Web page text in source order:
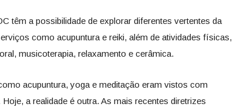
têm a possibilidade de explorar diferentes vertentes da
como acupuntura e reiki, além de atividades físicas,
musicoterapia, relaxamento e cerâmica.
acupuntura, yoga e meditação eram vistos com
a realidade é outra. As mais recentes diretrizes